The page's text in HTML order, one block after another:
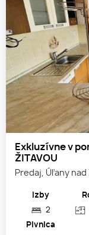
Exkluzívne v
ŽITAVOU
Predaj, Úľany nad
Izby
2
Pivnica